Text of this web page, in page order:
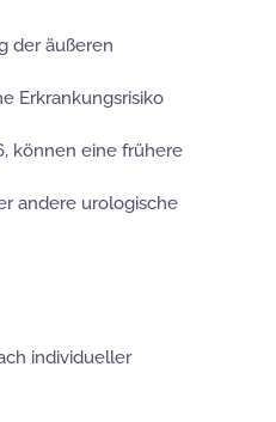
der äußeren
Erkrankungsrisiko
können eine frühere
andere urologische
individueller